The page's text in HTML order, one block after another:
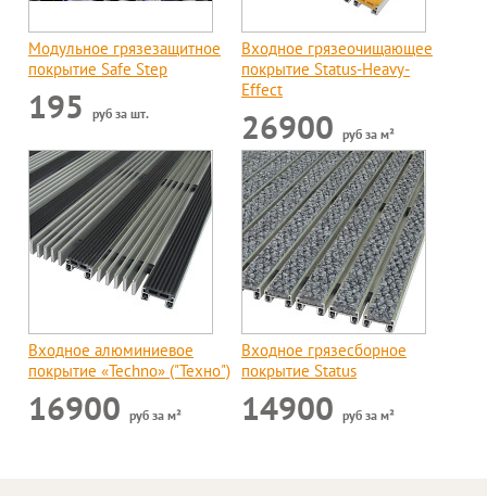
Модульное грязезащитное
покрытие Safe Step
195 руб за шт.
Входное грязеочищающее
покрытие Status-Heavy-
Effect
26900руб за м²
Входное алюминиевое
покрытие «Techno» ("Техно")
16900 руб за м²
Входное грязесборное
покрытие Status
14900руб за м²